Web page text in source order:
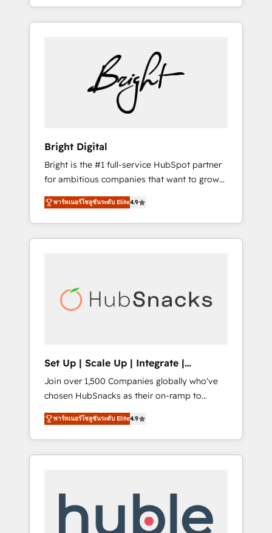
for mid-market & enterprise companies. We
are woman-owned, powered by coffee, and
Impact Award 🏆2022 Technical Expertise
Impact Award 🏆2022 Platform Migration
Excellence Impact Award 🏆2020 Elite
Solutions Partner 🏆2019 Integrations
Website Design HubSpot Impact Award 🏆
2017 Website Design HubSpot Impact Award
🏆2016 Growth-Driven Design Agency of the
Year 🏆2016 Sales Enablement HubSpot
Impact Award 🏆2015 Growth-Driven Design
Agency of the Year 🏆2015 Became the 5th
Agency to reach Diamond 🏆2014 HubSpot
Became a HubSpot Partner 📆Founded in
Bright Digital
Bright is the #1 full-service HubSpot partner
for ambitious companies that want to grow
smarter. From HubSpot onboarding, to
training, from developing a new website to
lead generation and digital marketing; we do
it all (and with great results)! In short, our
modules, integrations - Marketing & sales
solutions: digital marketing, advertising,
people, exciting ideas and can-do mentality,
we ensure revenue growth on a daily basis.
So tell us your challenge; our passionate and
growth driven team of 100+ experts is ready
for you! Driving digital growth |
www.brightdigital.com
พาร์ทเนอร์โซลูชันระดับ Elite4.9
Set Up | Scale Up | Integrate |
HubSnacks FlexPlan
Join over 1,500 Companies globally who've
chosen HubSnacks as their on-ramp to
HubSpot since 2014 Simple pay-as-you-go
plans that accelerate value... 1️⃣ Set Up |
Onboarding New or Check-fixing existing
HubSpot portals 2️⃣ Scale Up | 100% HubSpot
API Integration project... ⬅️ Click "Contact
Business" ⬅️ to access 150+ Kickstart
พาร์ทเนอร์โซลูชันระดับ Elite4.9